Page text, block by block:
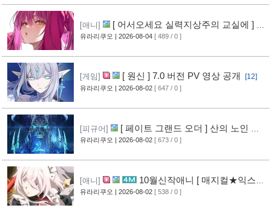
[애니]
[ 어서오세요 실력지상주의 교실에 ] 블
루레이 VOL.2 표지 공개 [10]
유라리쿠오 | 2026-08-04 [ 489 / 0 ]
[게임] [ 원신 ] 7.0 버전 PV 영상 공개 [12]
유라리쿠오 | 2026-08-02 [ 647 / 0 ]
[피규어]
[ 페이트 그랜드 오더 ] 산의 노인 신
작 피규어 공개 [17]
유라리쿠오 | 2026-08-02 [ 673 / 0 ]
[애니]
10월신작애니 [ 매지컬★익스플
로러 ] PV 영상 공개 [12]
유라리쿠오 | 2026-08-02 [ 538 / 0 ]